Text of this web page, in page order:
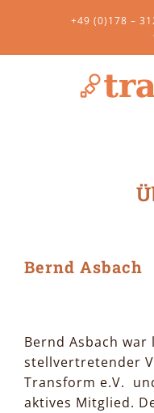
+49 (0)178 –
Bernd Asbach
Bernd Asbach war
stellvertretender
Transform e.V.
aktives Mitglied.